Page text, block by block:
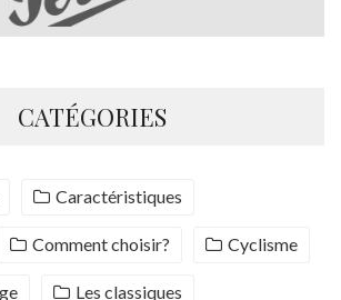
CATÉGORIES
Caractéristiques
Comment choisir? Cyclisme
Les classiques